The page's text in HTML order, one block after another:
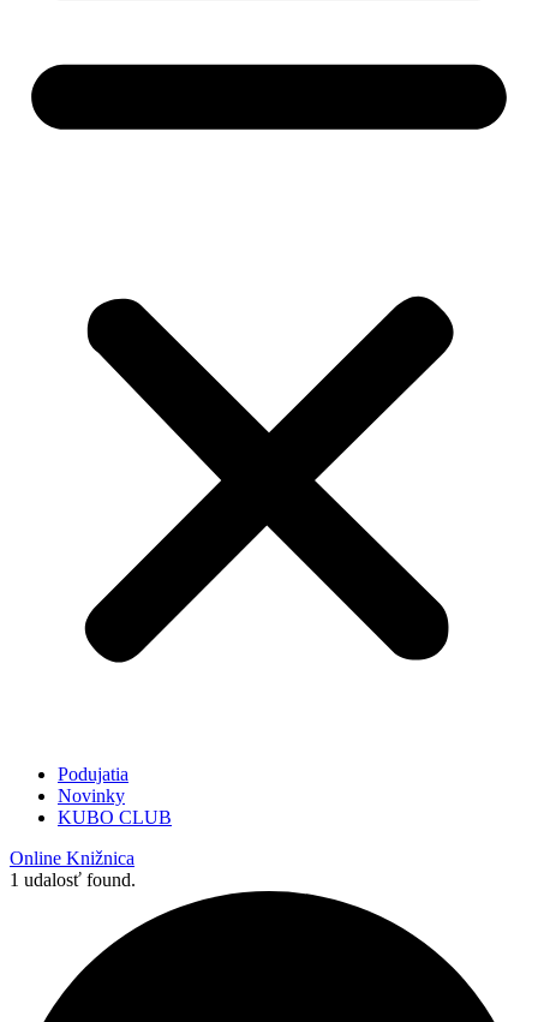
Podujatia
Novinky
KUBO CLUB
Online Knižnica
1 udalosť found.